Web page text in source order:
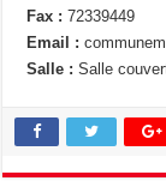
Fax : 72339449
Email :
Salle :Salle